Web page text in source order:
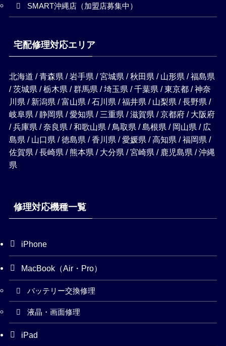
SMART沖縄店（加盟店募集中）
宅配修理対応エリア
北海道 / 青森県 / 岩手県 / 宮城県 / 秋田県 / 山形県 / 福島県
/ 茨城県 / 栃木県 / 群馬県 / 埼玉県 / 千葉県 / 東京都 / 神奈
川県 / 新潟県 / 富山県 / 石川県 / 福井県 / 山梨県 / 長野県 /
岐阜県 / 静岡県 / 愛知県 / 三重県 / 滋賀県 / 京都府 / 大阪府
/ 兵庫県 / 奈良県 / 和歌山県 / 鳥取県 / 島根県 / 岡山県 / 広
島県 / 山口県 / 徳島県 / 香川県 / 愛媛県 / 高知県 / 福岡県 /
佐賀県 / 長崎県 / 熊本県 / 大分県 / 宮崎県 / 鹿児島県 / 沖縄
県
修理対応機種一覧
iPhone
MacBook（Air・Pro）
バッテリー交換修理
液晶・画面修理
iPad